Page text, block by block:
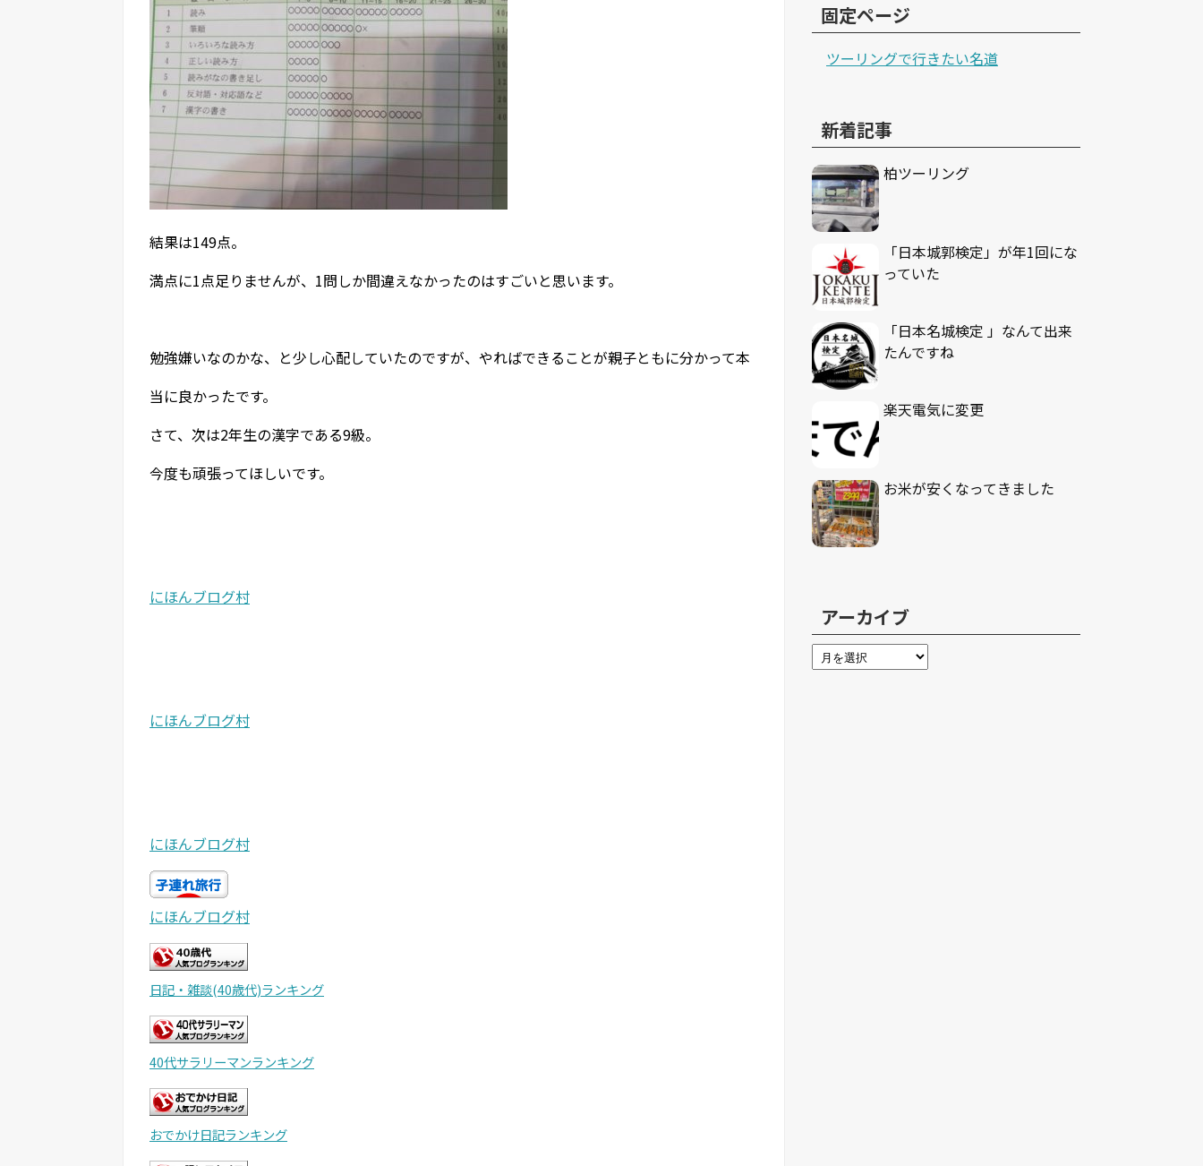
結果は149点。
満点に1点足りませんが、1問しか間違えなかったのはすごいと思います。
勉強嫌いなのかな、と少し心配していたのですが、やればできることが親子ともに分かって本
当に良かったです。
さて、次は2年生の漢字である9級。
今度も頑張ってほしいです。
にほんブログ村
にほんブログ村
にほんブログ村
にほんブログ村
日記・雑談(40歳代)ランキング
40代サラリーマンランキング
おでかけ日記ランキング
固定ページ
ツーリングで行きたい名道
新着記事
柏ツーリング
「日本城郭検定」が年1回にな
っていた
「日本名城検定 」なんて出来
たんですね
楽天電気に変更
お米が安くなってきました
アーカイブ